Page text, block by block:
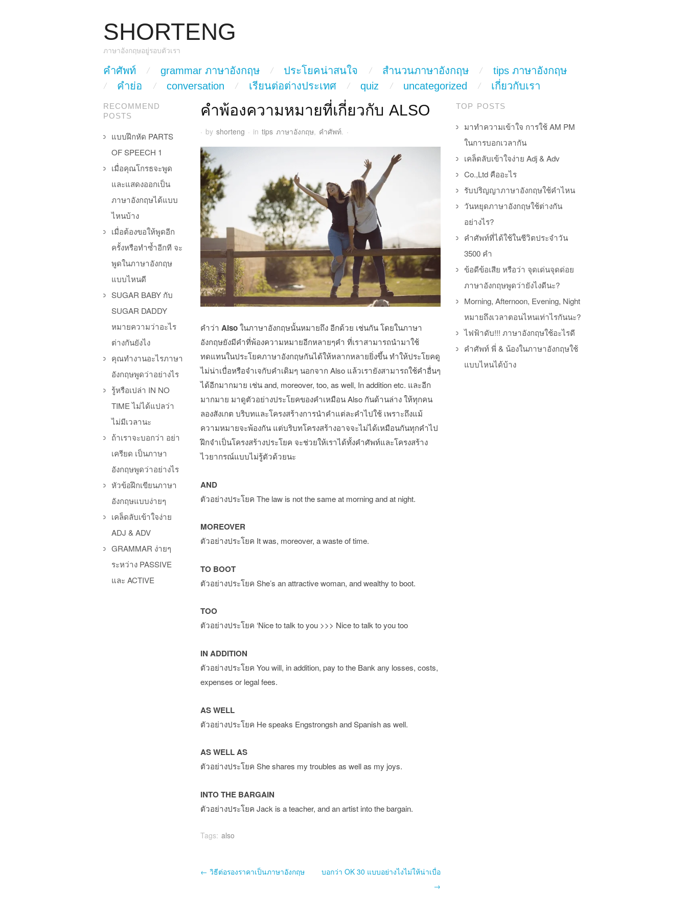
SHORTENG
ภาษาอังกฤษอยู่รอบตัวเรา
Main Menu
skip to content
คำศัพท์ grammar ภาษาอังกฤษ ประโยคน่าสนใจ สำนวนภาษาอังกฤษ
tips ภาษาอังกฤษ
คำย่อ
conversation เรียนต่อต่างประเทศ quiz uncategorized เกี่ยวกับเรา
คำพ้องความหมายที่เกี่ยวกับ ALSO
· by shorteng · in tips ภาษาอังกฤษ, คำศัพท์. ·
คำว่า Alsoในภาษาอังกฤษนั้นหมายถึง อีกด้วย เช่นกัน โดยในภาษา
อังกฤษยังมีคำที่พ้องความหมายอีกหลายๆคำ ที่เราสามารถนำมาใช้
ทดแทนในประโยคภาษาอังกฤษกันได้ให้หลากหลายยิ่งขึ้น ทำให้ประโยคดู
ไม่น่าเบื่อหรือจำเจกับคำเดิมๆ นอกจาก Also แล้วเรายังสามารถใช้คำอื่นๆ
ได้อีกมากมาย เช่น and, moreover, too, as well, In addition etc. และอีก
มากมาย มาดูตัวอย่างประโยคของคำเหมือน Also กันด้านล่าง ให้ทุกคน
ลองสังเกต บริบทและโครงสร้างการนำคำแต่ละคำไปใช้ เพราะถึงแม้
ความหมายจะพ้องกัน แต่บริบทโครงสร้างอาจจะไม่ได้เหมือนกันทุกคำไป
ฝึกจำเป็นโครงสร้างประโยค จะช่วยให้เราได้ทั้งคำศัพท์และโครงสร้าง
ไวยากรณ์แบบไม่รู้ตัวด้วยนะ
AND
ตัวอย่างประโยค The law is not the same at morning and at night.
MOREOVER
ตัวอย่างประโยค It was, moreover, a waste of time.
TO BOOT
ตัวอย่างประโยค She’s an attractive woman, and wealthy to boot.
TOO
ตัวอย่างประโยค ‘Nice to talk to you >>> Nice to talk to you too
IN ADDITION
ตัวอย่างประโยค You will, in addition, pay to the Bank any losses, costs,
expenses or legal fees.
AS WELL
ตัวอย่างประโยค He speaks Engstrongsh and Spanish as well.
AS WELL AS
ตัวอย่างประโยค She shares my troubles as well as my joys.
INTO THE BARGAIN
ตัวอย่างประโยค Jack is a teacher, and an artist into the bargain.
Tags: also
Post navigation
← วิธีต่อรองราคาเป็นภาษาอังกฤษ
บอกว่า OK 30 แบบอย่างไงไม่ให้น่าเบื่อ
→
RECOMMEND
POSTS
แบบฝึกหัด PARTS
OF SPEECH 1
เมื่อคุณโกรธจะพูด
และแสดงออกเป็น
ภาษาอังกฤษได้แบบ
ไหนบ้าง
เมื่อต้องขอให้พูดอีก
ครั้งหรือทำซ้ำอีกที จะ
พูดในภาษาอังกฤษ
แบบไหนดี
SUGAR BABY กับ
SUGAR DADDY
หมายความว่าอะไร
ต่างกันยังไง
คุณทำงานอะไรภาษา
อังกฤษพูดว่าอย่างไร
รู้หรือเปล่า IN NO
TIME ไม่ได้แปลว่า
ไม่มีเวลานะ
ถ้าเราจะบอกว่า อย่า
เครียด เป็นภาษา
อังกฤษพูดว่าอย่างไร
หัวข้อฝึกเขียนภาษา
อังกฤษแบบง่ายๆ
เคล็ดลับเข้าใจง่าย
ADJ & ADV
GRAMMAR ง่ายๆ
ระหว่าง PASSIVE
และ ACTIVE
TOP POSTS
มาทำความเข้าใจ การใช้ AM PM
ในการบอกเวลากัน
เคล็ดลับเข้าใจง่าย Adj & Adv
Co.,Ltd คืออะไร
รับปริญญาภาษาอังกฤษใช้คำไหน
วันหยุดภาษาอังกฤษใช้ต่างกัน
อย่างไร?
คำศัพท์ที่ได้ใช้ในชีวิตประจำวัน
3500 คำ
ข้อดีข้อเสีย หรือว่า จุดเด่นจุดด่อย
ภาษาอังกฤษพูดว่ายังไงดีนะ?
Morning, Afternoon, Evening, Night
หมายถึงเวลาตอนไหนเท่าไรกันนะ?
ไฟฟ้าดับ!!! ภาษาอังกฤษใช้อะไรดี
คำศัพท์ พี่ & น้องในภาษาอังกฤษใช้
แบบไหนได้บ้าง